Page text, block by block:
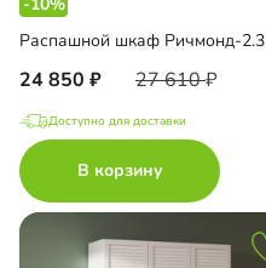
Распашной шкаф Ричмонд-2.3
24 850 27 610
Доступно для доставки
В корзину